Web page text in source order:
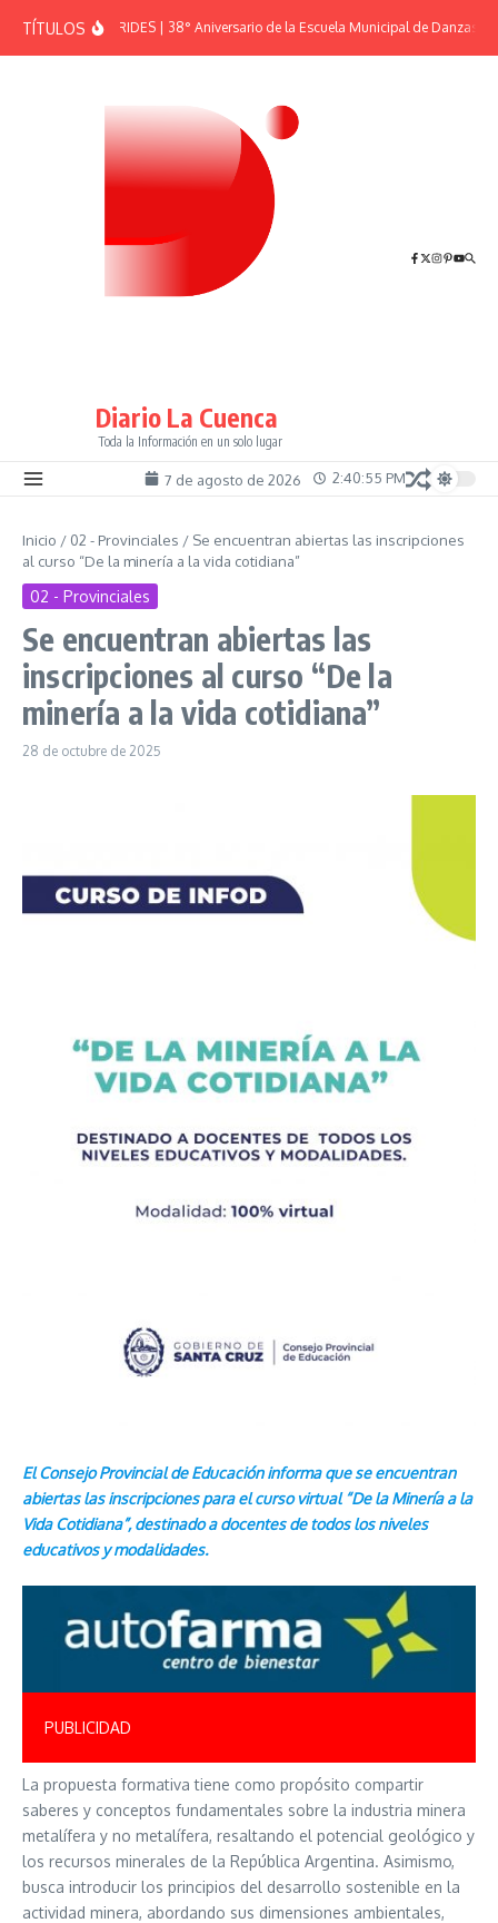
TÍTULOSEFEMÉRIDES | 38° Aniversario de la Escuela Municipal de Danzas “El
Diario La Cuenca
Toda la Información en un solo lugar
7 de agosto de 2026 2:40:55 PM
Inicio / 02 - Provinciales / Se encuentran abiertas las inscripciones
al curso “De la minería a la vida cotidiana”
02 - Provinciales
Se encuentran abiertas las
inscripciones al curso “De la
minería a la vida cotidiana”
28 de octubre de 2025
El Consejo Provincial de Educación informa que se encuentran
abiertas las inscripciones para el curso virtual “De la Minería a la
Vida Cotidiana”, destinado a docentes de todos los niveles
educativos y modalidades.
PUBLICIDAD
La propuesta formativa tiene como propósito compartir
saberes y conceptos fundamentales sobre la industria minera
metalífera y no metalífera, resaltando el potencial geológico y
los recursos minerales de la República Argentina. Asimismo,
busca introducir los principios del desarrollo sostenible en la
actividad minera, abordando sus dimensiones ambientales,